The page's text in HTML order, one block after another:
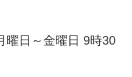
曜日～金曜日 9時30